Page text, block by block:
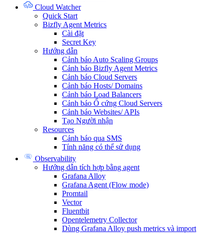
Cloud Watcher
Quick Start
Bizfly Agent Metrics
Cài đặt
Secret Key
Hướng dẫn
Cảnh báo Auto Scaling Groups
Cảnh báo Bizfly Agent Metrics
Cảnh báo Cloud Servers
Cảnh báo Hosts/ Domains
Cảnh báo Load Balancers
Cảnh báo Ổ cứng Cloud Servers
Cảnh báo Websites/ APIs
Tạo Người nhận
Resources
Cảnh báo qua SMS
Tính năng có thể sử dụng
Observability
Hướng dẫn tích hợp bằng agent
Grafana Alloy
Grafana Agent (Flow mode)
Promtail
Vector
Fluentbit
Opentelemetry Collector
Dùng Grafana Alloy push metrics và import